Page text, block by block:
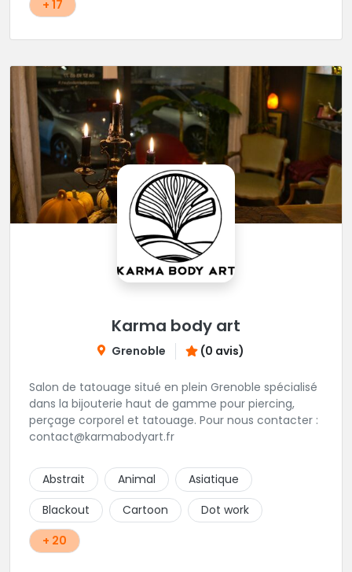
+ 17
Karma body art
Grenoble (0 avis)
Salon de tatouage situé en plein Grenoble spécialisé
dans la bijouterie haut de gamme pour piercing,
perçage corporel et tatouage. Pour nous contacter :
contact@karmabodyart.fr
Abstrait Animal
Asiatique
Blackout
Cartoon
Dot work
+ 20